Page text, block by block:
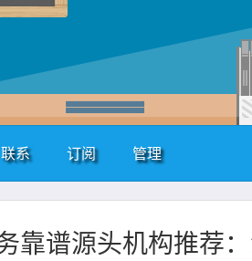
联系 订阅 管理
靠谱源头机构推荐